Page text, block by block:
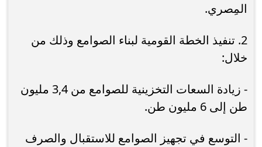
المِصري.
2. تنفيذ الخطة القومية لبناء الصوامع وذلك من
خلال:
- زيادة السعات التخزينية للصوامع من 3,4 مليون
طن إلى 6 مليون طن.
- التوسع في تجهيز الصوامع للاستقبال والصرف